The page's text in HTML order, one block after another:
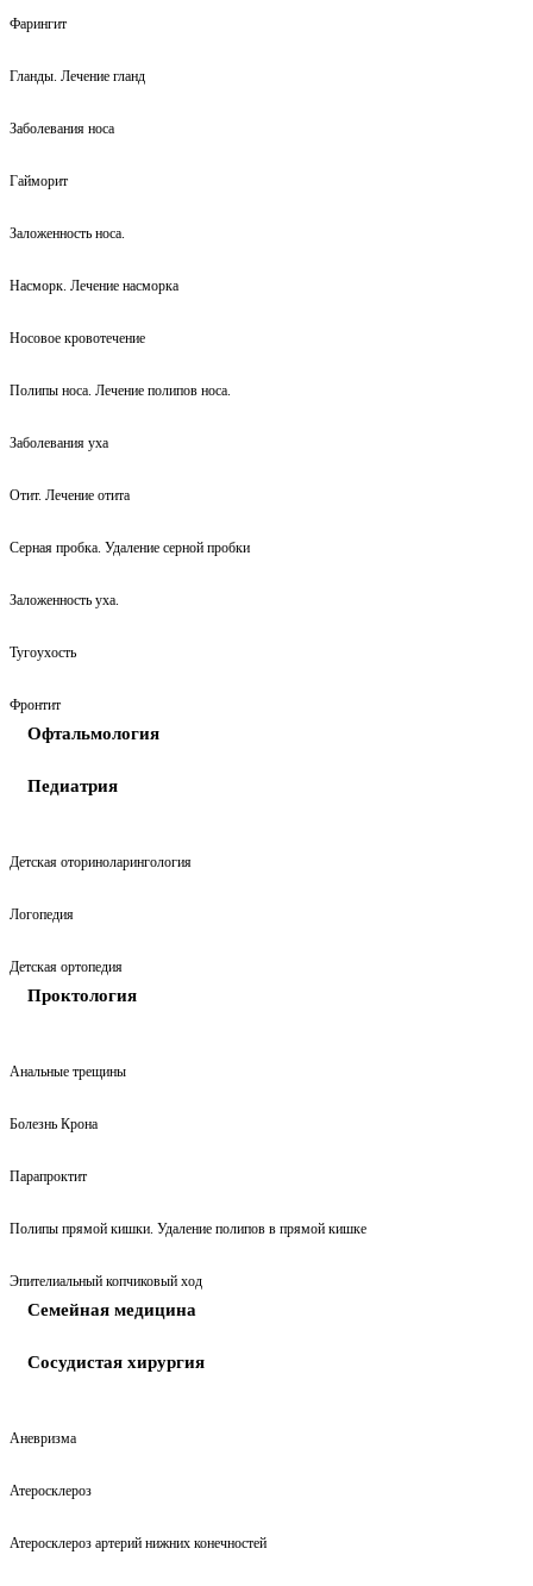
Фарингит
Гланды. Лечение гланд
Заболевания носа
Гайморит
Заложенность носа.
Насморк. Лечение насморка
Носовое кровотечение
Полипы носа. Лечение полипов носа.
Заболевания уха
Отит. Лечение отита
Серная пробка. Удаление серной пробки
Заложенность уха.
Тугоухость
Фронтит
Офтальмология
Педиатрия
Детская оториноларингология
Логопедия
Детская ортопедия
Проктология
Анальные трещины
Болезнь Крона
Парапроктит
Полипы прямой кишки. Удаление полипов в прямой кишке
Эпителиальный копчиковый ход
Семейная медицина​
Сосудистая хирургия
Аневризма
Атеросклероз
Атеросклероз артерий нижних конечностей